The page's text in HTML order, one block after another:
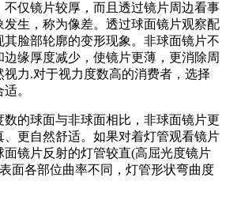
仅镜片较厚，而且透过镜片周边看事
生，称为像差。透过球面镜片观察配
脸部轮廓的变形现象。非球面镜片不
缘厚度减少，使镜片更薄，更消除周
力.对于视力度数高的消费者，选择
。
的球面与非球面相比，非球面镜片更
更自然舒适。如果对着灯管观看镜片
镜片反射的灯管较直(高屈光度镜片
面各部位曲率不同，灯管形状弯曲度